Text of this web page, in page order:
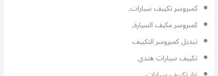
كمبروسر تكييف سيارات,
كمبروسر مكيف السيارة,
تبديل كمبروسر التكييف
تكييف سيارات هندي